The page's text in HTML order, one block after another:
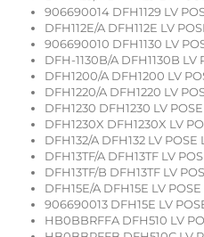
906690014 DFH1129 LV
DFH112E/A DFH112E LV
906690010 DFH1130 LV
DFH-1130B/A DFH1130B LV
DFH1200/A DFH1200 LV
DFH1220/A DFH1220 LV
DFH1230 DFH1230 LV
DFH1230X DFH1230X LV
DFH132/A DFH132 LV
DFH13TF/A DFH13TF LV
DFH13TF/B DFH13TF LV
DFH15E/A DFH15E LV
906690013 DFH15E LV
HB0BBRFFA DFH510 LV